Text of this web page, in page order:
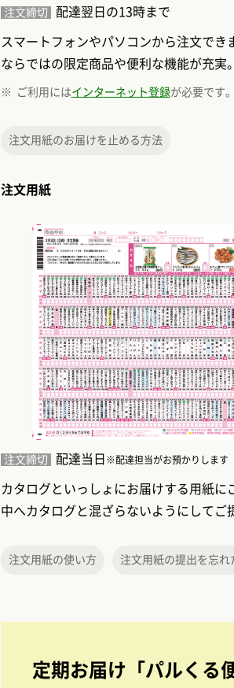
注文締切 配達翌日の13時まで
スマートフォンやパソコンから注文でき
ならではの限定商品や便利な機能が充実。
ご利用にはインターネット登録が必要です。
注文用紙のお届けを止める方法
注文用紙
注文締切 配達当日 ※配達担当がお預かりします
カタログといっしょにお届けする用紙に
中へカタログと混ざらないようにしてご
注文用紙の使い方 注文用紙の提出を忘れ
定期お届け「パルくる